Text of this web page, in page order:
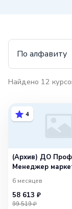
По алфавиту
Найдено 12
4
(Архив) ДО
Менеджер
Специализация
6 месяцев
58 613 ₽
99 519 ₽